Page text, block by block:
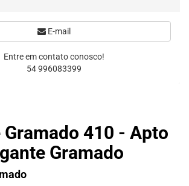
Gramado 410 - Apto
Gramado
E-mail
Entre em contato conosco!
54 996083399